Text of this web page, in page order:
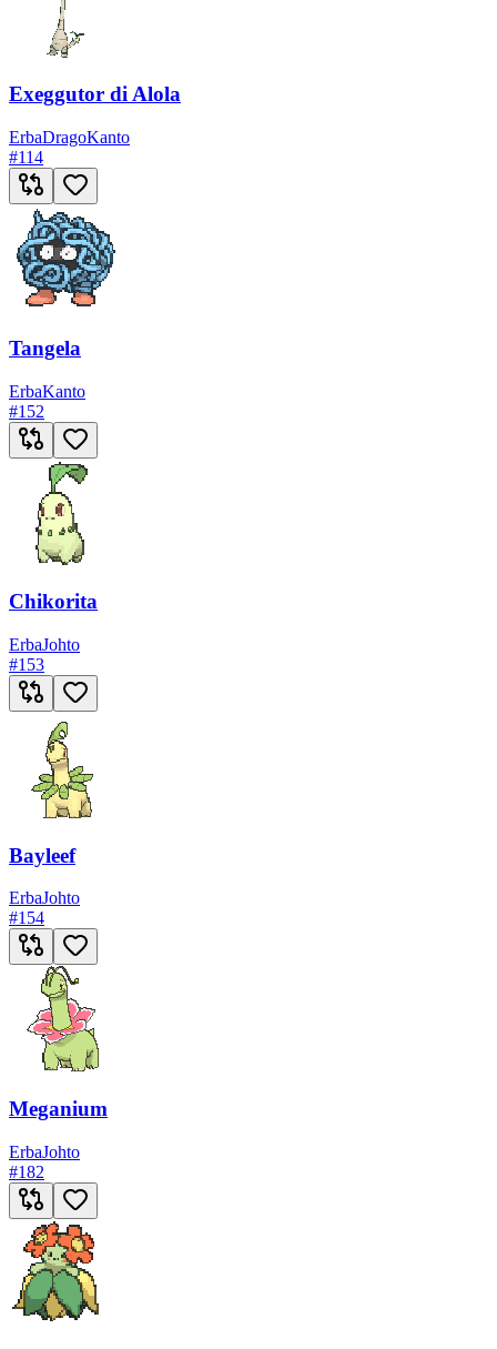
Exeggutor di Alola
ErbaDragoKanto
#114
Tangela
ErbaKanto
#152
Chikorita
ErbaJohto
#153
Bayleef
ErbaJohto
#154
Meganium
ErbaJohto
#182